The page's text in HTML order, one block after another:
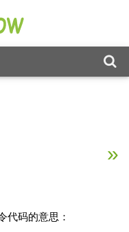
下一章»
代码的意思：